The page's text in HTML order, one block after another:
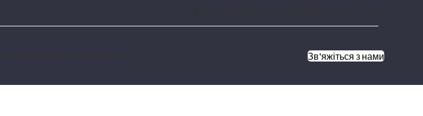
Зв'яжіться з нами